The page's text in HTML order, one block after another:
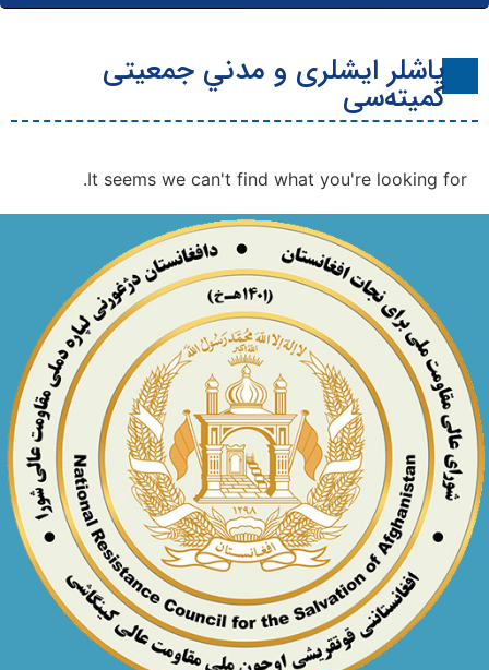
یاشلر ایشلری و مدني جمعیتی
کمیته‌سی
It seems we can't find what you're looking for.